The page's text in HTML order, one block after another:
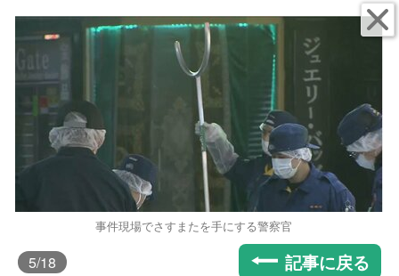
事件現場でさすまたを手にする警察官
5/18 記事に戻る